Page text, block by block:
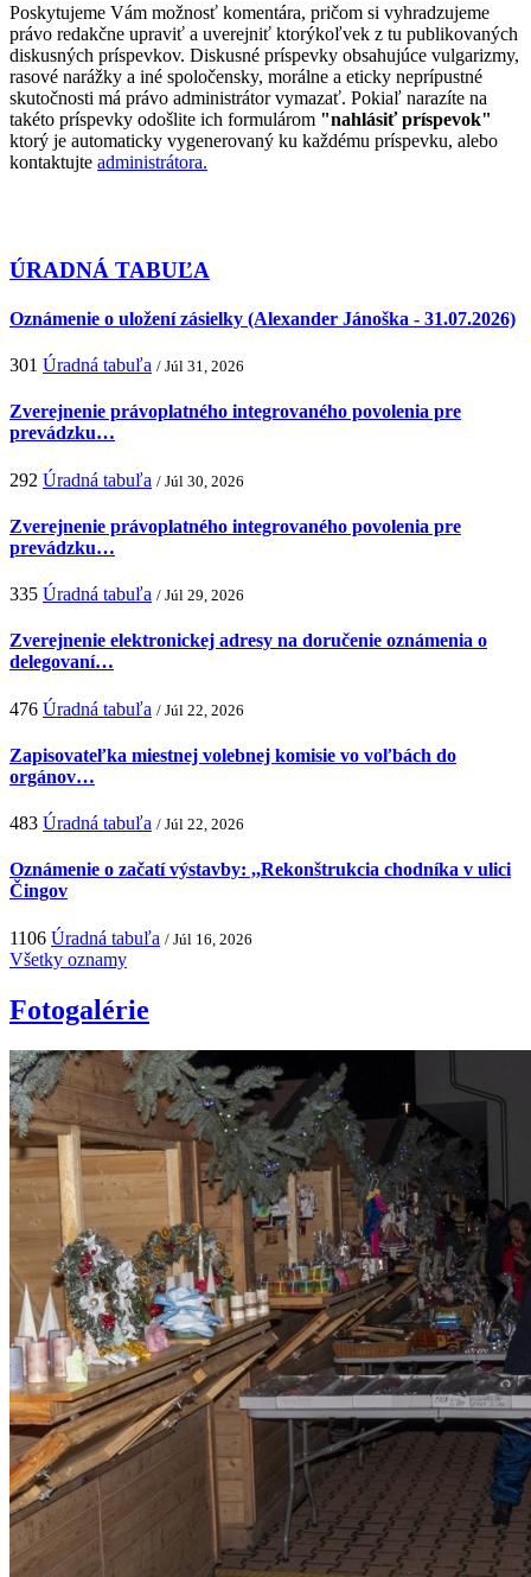
Poskytujeme Vám možnosť komentára, pričom si vyhradzujeme
právo redakčne upraviť a uverejniť ktorýkoľvek z tu publikovaných
diskusných príspevkov. Diskusné príspevky obsahujúce vulgarizmy,
rasové narážky a iné spoločensky, morálne a eticky neprípustné
skutočnosti má právo administrátor vymazať. Pokiaľ narazíte na
takéto príspevky odošlite ich formulárom "nahlásiť príspevok"
ktorý je automaticky vygenerovaný ku každému príspevku, alebo
kontaktujte administrátora.
ÚRADNÁ TABUĽA
Oznámenie o uložení zásielky (Alexander Jánoška - 31.07.2026)
301 Úradná tabuľa / Júl 31, 2026
Zverejnenie právoplatného integrovaného povolenia pre
prevádzku…
292 Úradná tabuľa / Júl 30, 2026
Zverejnenie právoplatného integrovaného povolenia pre
prevádzku…
335 Úradná tabuľa / Júl 29, 2026
Zverejnenie elektronickej adresy na doručenie oznámenia o
delegovaní…
476 Úradná tabuľa / Júl 22, 2026
Zapisovateľka miestnej volebnej komisie vo voľbách do
orgánov…
483 Úradná tabuľa / Júl 22, 2026
Oznámenie o začatí výstavby: ,,Rekonštrukcia chodníka v ulici
Čingov
1106 Úradná tabuľa / Júl 16, 2026
Všetky oznamy
Fotogalérie